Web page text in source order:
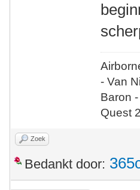
- Van
Baron
Quest
Zoek
Bedankt door: